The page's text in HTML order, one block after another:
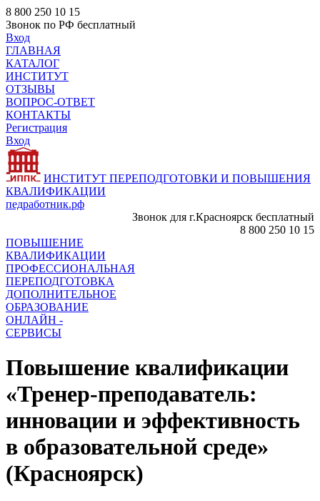
8 800 250 10 15
Звонок по РФ бесплатный
Вход
ГЛАВНАЯ
КАТАЛОГ
ИНСТИТУТ
ОТЗЫВЫ
ВОПРОС-ОТВЕТ
КОНТАКТЫ
Регистрация
Вход
ИНСТИТУТ ПЕРЕПОДГОТОВКИ И ПОВЫШЕНИЯ
КВАЛИФИКАЦИИ
педработник.рф
Звонок для г.Красноярск бесплатный
8 800 250 10 15
ПОВЫШЕНИЕ
КВАЛИФИКАЦИИ
ПРОФЕССИОНАЛЬНАЯ
ПЕРЕПОДГОТОВКА
ДОПОЛНИТЕЛЬНОЕ
ОБРАЗОВАНИЕ
ОНЛАЙН -
СЕРВИСЫ
Повышение квалификации
«Тренер-преподаватель:
инновации и эффективность
в образовательной среде»
(Красноярск)